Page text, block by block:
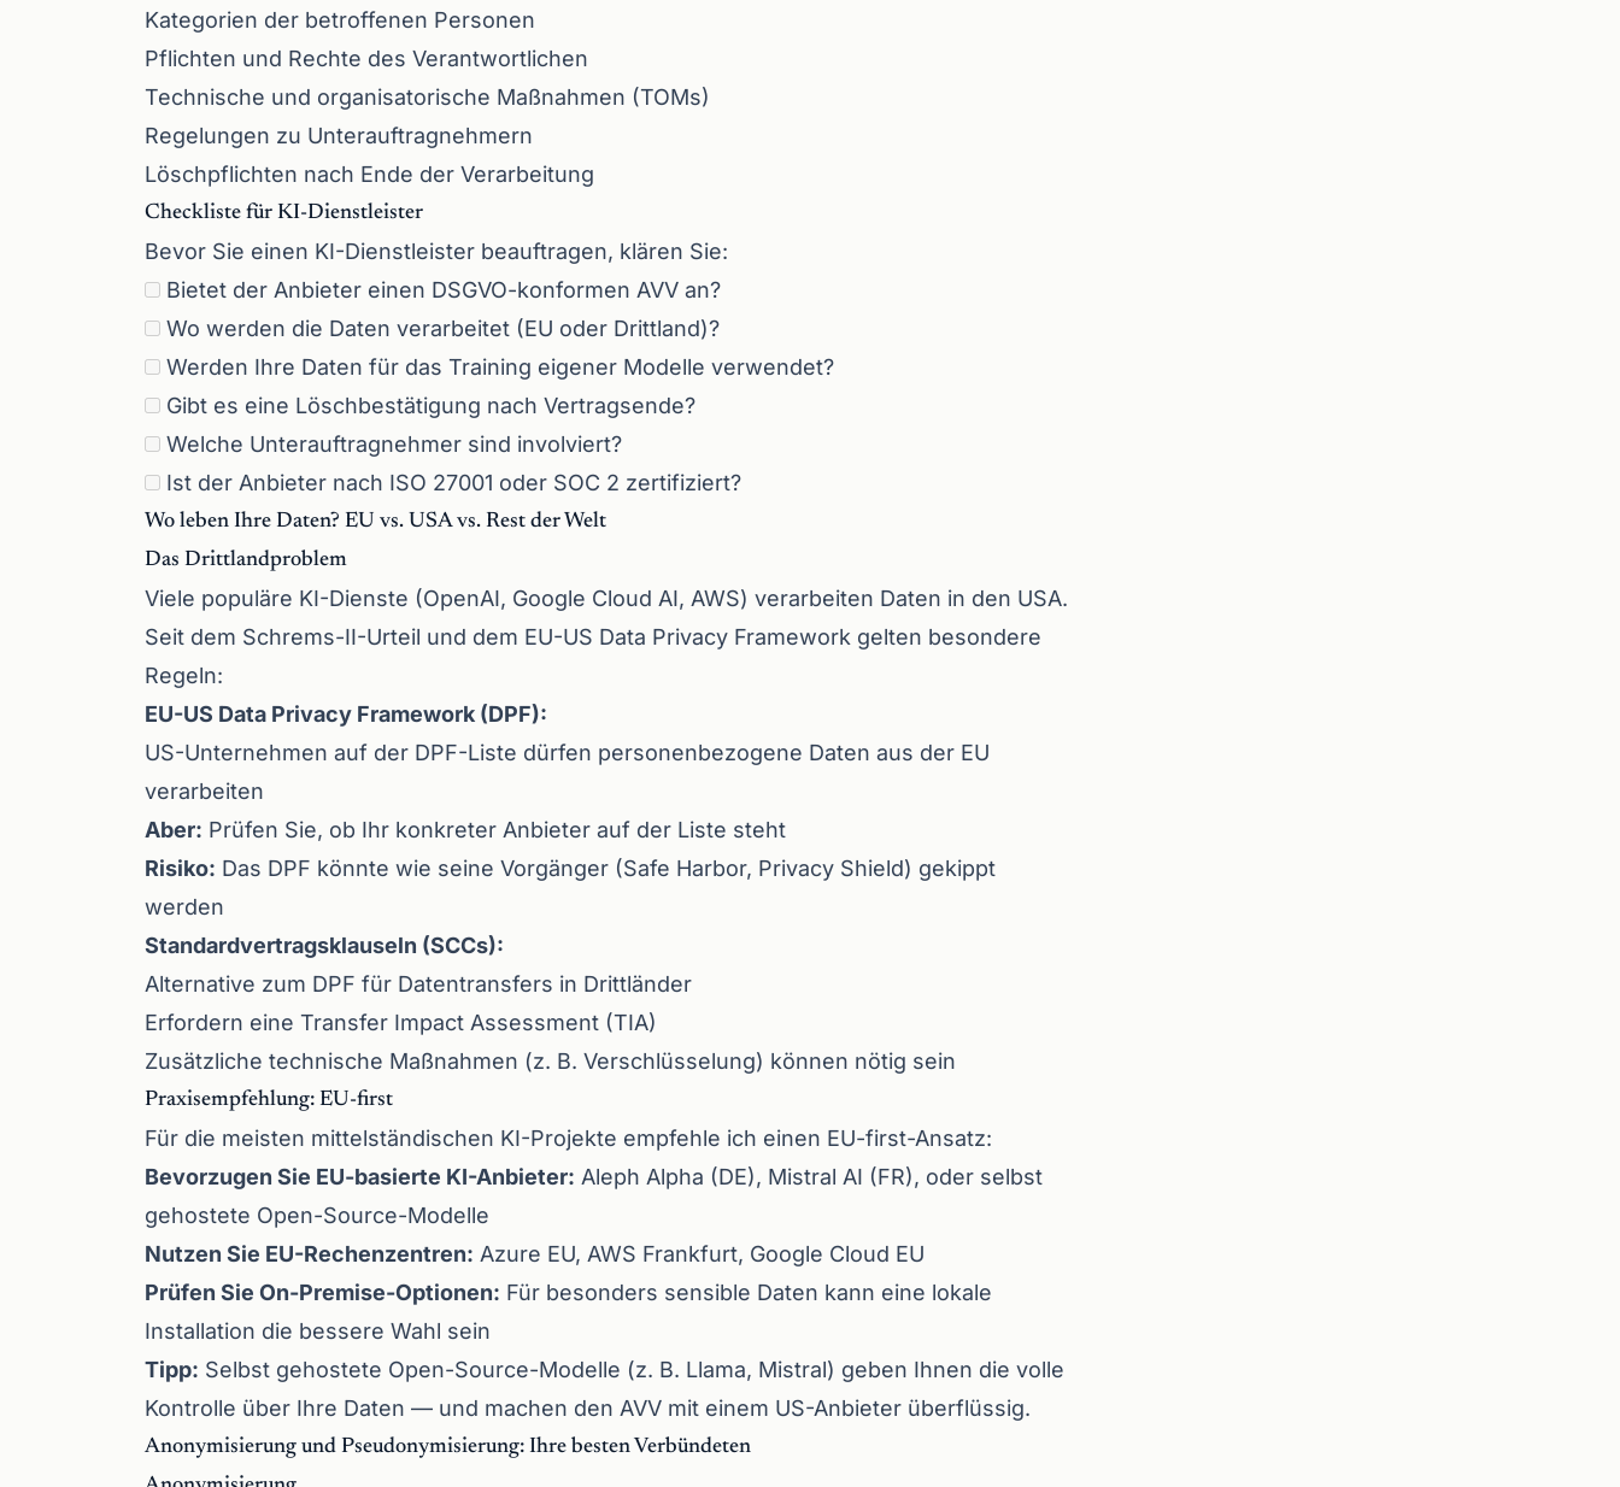
Kategorien der betroffenen Personen
Pflichten und Rechte des Verantwortlichen
Technische und organisatorische Maßnahmen (TOMs)
Regelungen zu Unterauftragnehmern
Löschpflichten nach Ende der Verarbeitung
Checkliste für KI-Dienstleister
Bevor Sie einen KI-Dienstleister beauftragen, klären Sie:
Bietet der Anbieter einen DSGVO-konformen AVV an?
Wo werden die Daten verarbeitet (EU oder Drittland)?
Werden Ihre Daten für das Training eigener Modelle verwendet?
Gibt es eine Löschbestätigung nach Vertragsende?
Welche Unterauftragnehmer sind involviert?
Ist der Anbieter nach ISO 27001 oder SOC 2 zertifiziert?
Wo leben Ihre Daten? EU vs. USA vs. Rest der Welt
Das Drittlandproblem
Viele populäre KI-Dienste (OpenAI, Google Cloud AI, AWS) verarbeiten Daten in den USA.
Seit dem Schrems-II-Urteil und dem EU-US Data Privacy Framework gelten besondere
Regeln:
EU-US Data Privacy Framework (DPF):
US-Unternehmen auf der DPF-Liste dürfen personenbezogene Daten aus der EU
verarbeiten
Aber: Prüfen Sie, ob Ihr konkreter Anbieter auf der Liste steht
Risiko: Das DPF könnte wie seine Vorgänger (Safe Harbor, Privacy Shield) gekippt
werden
Standardvertragsklauseln (SCCs):
Alternative zum DPF für Datentransfers in Drittländer
Erfordern eine Transfer Impact Assessment (TIA)
Zusätzliche technische Maßnahmen (z. B. Verschlüsselung) können nötig sein
Praxisempfehlung: EU-first
Für die meisten mittelständischen KI-Projekte empfehle ich einen EU-first-Ansatz:
Bevorzugen Sie EU-basierte KI-Anbieter: Aleph Alpha (DE), Mistral AI (FR), oder selbst
gehostete Open-Source-Modelle
Nutzen Sie EU-Rechenzentren: Azure EU, AWS Frankfurt, Google Cloud EU
Prüfen Sie On-Premise-Optionen: Für besonders sensible Daten kann eine lokale
Installation die bessere Wahl sein
Tipp: Selbst gehostete Open-Source-Modelle (z. B. Llama, Mistral) geben Ihnen die volle
Kontrolle über Ihre Daten — und machen den AVV mit einem US-Anbieter überflüssig.
Anonymisierung und Pseudonymisierung: Ihre besten Verbündeten